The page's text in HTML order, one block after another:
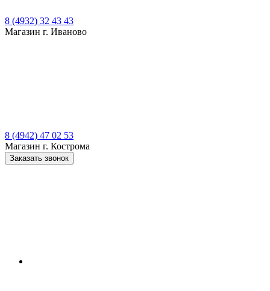
8 (4932) 32 43 43
Магазин г. Иваново
8 (4942) 47 02 53
Магазин г. Кострома
Заказать звонок